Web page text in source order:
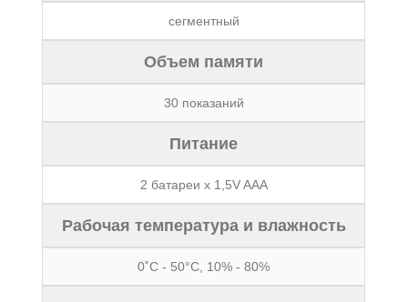
сегментный
Объем памяти
30 показаний
Питание
2 батареи x 1,5V AAA
Рабочая температура и влажность
0˚C - 50°С, 10% - 80%